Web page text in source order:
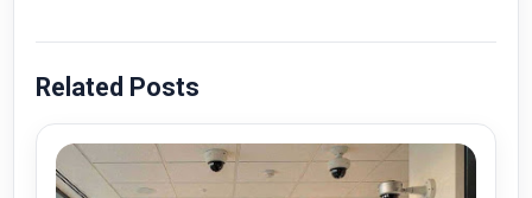
Related Posts